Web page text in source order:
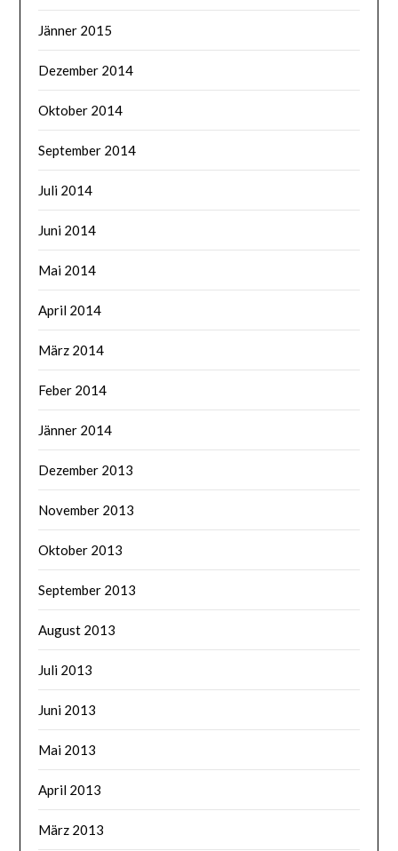
Jänner 2015
Dezember 2014
Oktober 2014
September 2014
Juli 2014
Juni 2014
Mai 2014
April 2014
März 2014
Feber 2014
Jänner 2014
Dezember 2013
November 2013
Oktober 2013
September 2013
August 2013
Juli 2013
Juni 2013
Mai 2013
April 2013
März 2013